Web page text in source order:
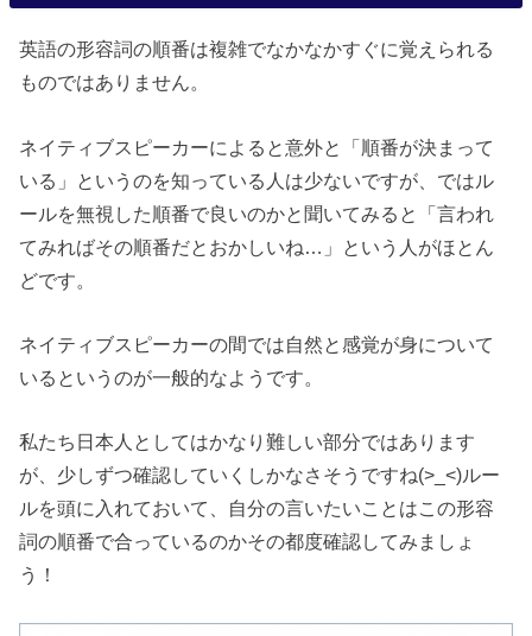
英語の形容詞の順番は複雑でなかなかすぐに覚えられる
ものではありません。
ネイティブスピーカーによると意外と「順番が決まって
いる」というのを知っている人は少ないですが、ではル
ールを無視した順番で良いのかと聞いてみると「言われ
てみればその順番だとおかしいね…」という人がほとん
どです。
ネイティブスピーカーの間では自然と感覚が身について
いるというのが一般的なようです。
私たち日本人としてはかなり難しい部分ではあります
が、少しずつ確認していくしかなさそうですね(>_<)ルー
ルを頭に入れておいて、自分の言いたいことはこの形容
詞の順番で合っているのかその都度確認してみましょ
う！